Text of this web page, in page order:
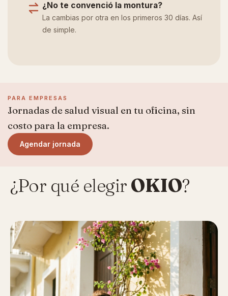
¿No te convenció la montura?
La cambias por otra en los primeros 30 días. Así
de simple.
PARA EMPRESAS
Jornadas de salud visual en tu oficina, sin
costo para la empresa.
Agendar jornada
¿Por qué elegir OKIO?